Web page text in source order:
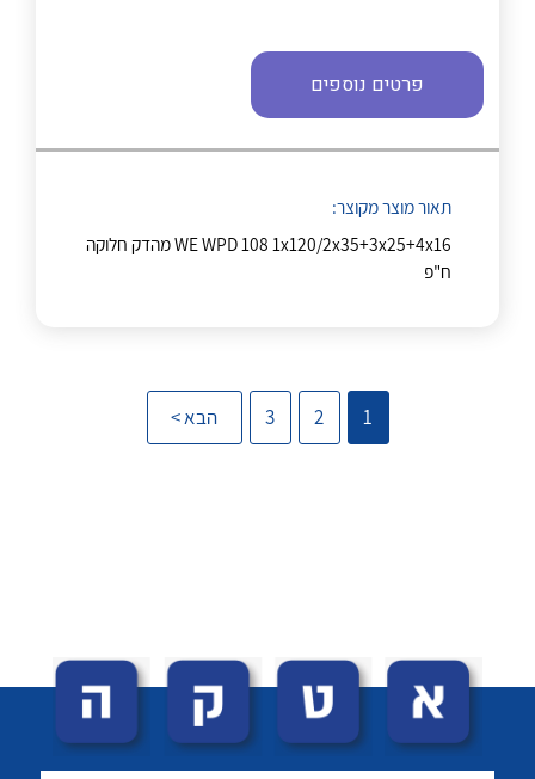
נקודות מכירה
שירותי תמיכה
צור קשר
לכל מוצרי היצרן
לכל מוצרי היצרן לכל מוצרי היצרן
לכל מוצרי היצרן לכל מוצרי היצרן
פרטים נוספים
תאור מוצר מקוצר:
WE WPD 108 1x120/2x35+3x25+4x16 מהדק חלוקה
ח"פ
1
2
3 הבא >